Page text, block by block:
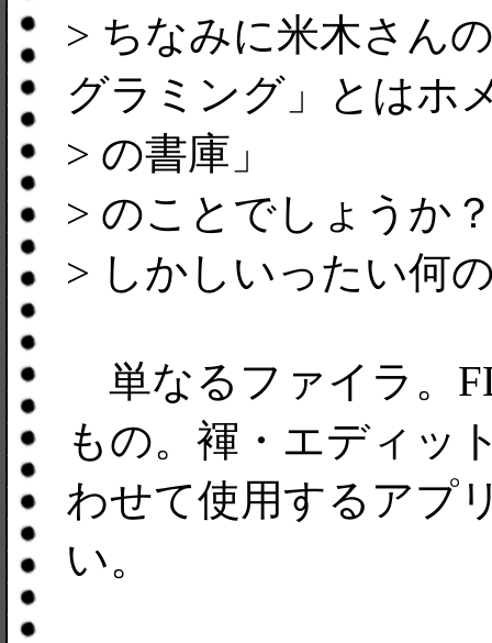
> ちなみに米木さん
グラミング」とはホ
> の書庫」
> のことでしょうか
> しかしいったい何
単なるファイラ。
もの。褌・エディッ
わせて使用するアプ
い。